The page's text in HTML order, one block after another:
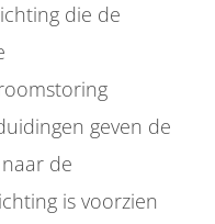
die de
geven de
de
is voorzien